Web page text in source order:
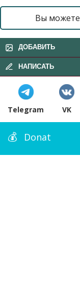
Вы можете
ДОБАВИТЬ
НАПИСАТЬ
Telegram VK
Donat